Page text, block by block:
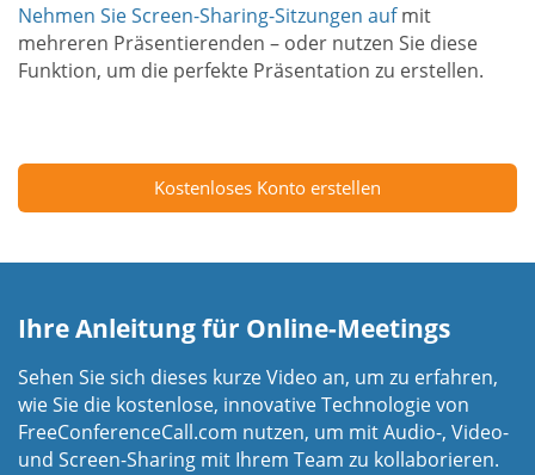
Nehmen Sie Screen-Sharing-Sitzungen aufmit
mehreren Präsentierenden – oder nutzen Sie diese
Funktion, um die perfekte Präsentation zu erstellen.
Kostenloses Konto erstellen
Ihre Anleitung für Online-Meetings
Sehen Sie sich dieses kurze Video an, um zu erfahren,
wie Sie die kostenlose, innovative Technologie von
FreeConferenceCall.com nutzen, um mit Audio-, Video-
und Screen-Sharing mit Ihrem Team zu kollaborieren.